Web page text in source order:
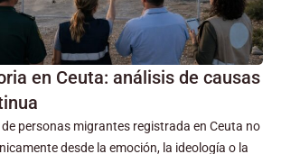
en Ceuta: análisis de causas
personas migrantes registrada en Ceuta no
desde la emoción, la ideología o la